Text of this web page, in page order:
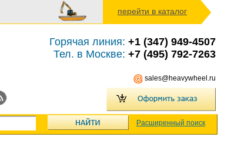
перейти в каталог
Горячая линия: +1 (347) 949-4507
Тел. в Москве: +7 (495) 792-7263
sales@heavywheel.ru
Расширенный поиск